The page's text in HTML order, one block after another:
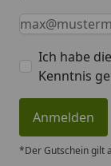
Keine
Eingabe
E-Mail *
Ich habe die
Kenntnis
Anmelden
*Der Gutschein gilt